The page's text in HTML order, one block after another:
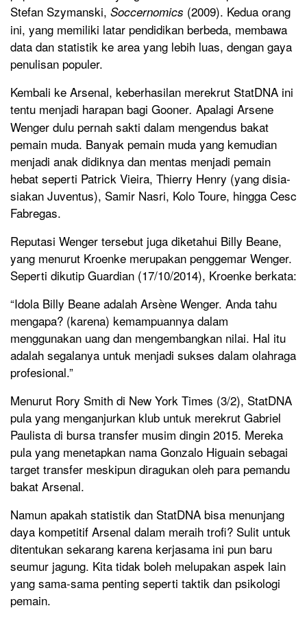
Stefan Szymanski, Soccernomics (2009). Kedua orang
ini, yang memiliki latar pendidikan berbeda, membawa
data dan statistik ke area yang lebih luas, dengan gaya
penulisan populer.
Kembali ke Arsenal, keberhasilan merekrut StatDNA ini
tentu menjadi harapan bagi Gooner. Apalagi Arsene
Wenger dulu pernah sakti dalam mengendus bakat
pemain muda. Banyak pemain muda yang kemudian
menjadi anak didiknya dan mentas menjadi pemain
hebat seperti Patrick Vieira, Thierry Henry (yang disia-
siakan Juventus), Samir Nasri, Kolo Toure, hingga Cesc
Fabregas.
Reputasi Wenger tersebut juga diketahui Billy Beane,
yang menurut Kroenke merupakan penggemar Wenger.
Seperti dikutip Guardian (17/10/2014), Kroenke berkata:
“Idola Billy Beane adalah Arsène Wenger. Anda tahu
mengapa? (karena) kemampuannya dalam
menggunakan uang dan mengembangkan nilai. Hal itu
adalah segalanya untuk menjadi sukses dalam olahraga
profesional.”
Menurut Rory Smith di New York Times (3/2), StatDNA
pula yang menganjurkan klub untuk merekrut Gabriel
Paulista di bursa transfer musim dingin 2015. Mereka
pula yang menetapkan nama Gonzalo Higuain sebagai
target transfer meskipun diragukan oleh para pemandu
bakat Arsenal.
Namun apakah statistik dan StatDNA bisa menunjang
daya kompetitif Arsenal dalam meraih trofi? Sulit untuk
ditentukan sekarang karena kerjasama ini pun baru
seumur jagung. Kita tidak boleh melupakan aspek lain
yang sama-sama penting seperti taktik dan psikologi
pemain.